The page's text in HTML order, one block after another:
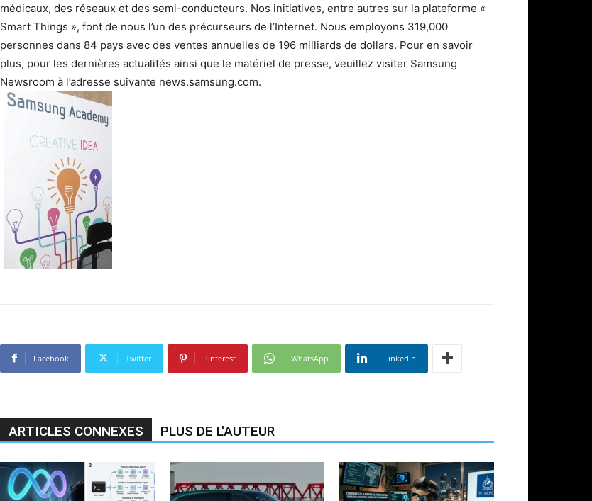
médicaux, des réseaux et des semi-conducteurs. Nos initiatives, entre autres sur la plateforme «
Smart Things », font de nous l’un des précurseurs de l’Internet. Nous employons 319,000
personnes dans 84 pays avec des ventes annuelles de 196 milliards de dollars. Pour en savoir
plus, pour les dernières actualités ainsi que le matériel de presse, veuillez visiter Samsung
Newsroom à l’adresse suivante news.samsung.com.
Facebook Twitter Pinterest WhatsApp Linkedin
ARTICLES CONNEXES PLUS DE L'AUTEUR